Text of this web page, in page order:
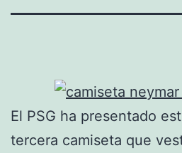
El PSG ha presentado
tercera camiseta que